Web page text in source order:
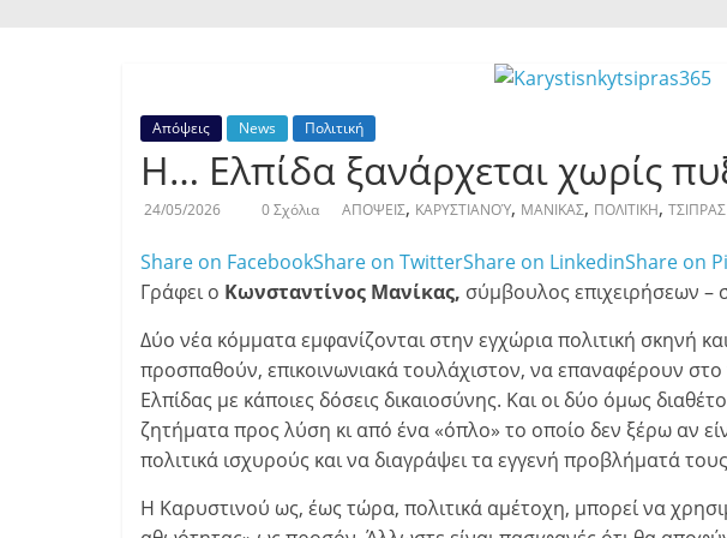
Απόψεις News Πολιτική
Η… Ελπίδα ξανάρχεται χωρίς
24/05/2026 0 Σχόλια ΑΠΟΨΕΙΣ, ΚΑΡΥΣΤΙΑΝΟΎ, ΜΑΝΙΚΑΣ, ΠΟΛΙΤΙΚΗ, ΤΣΙΠΡΑΣ
Share on FacebookShare on TwitterShare on LinkedinShare on
Γράφει ο Κωνσταντίνος Μανίκας, σύμβουλος επιχειρήσεων –
Δύο νέα κόμματα εμφανίζονται στην εγχώρια πολιτική σκηνή
προσπαθούν, επικοινωνιακά τουλάχιστον, να επαναφέρουν
Ελπίδας με κάποιες δόσεις δικαιοσύνης. Και οι δύο όμως
ζητήματα προς λύση κι από ένα «όπλο» το οποίο δεν ξέρω αν
πολιτικά ισχυρούς και να διαγράψει τα εγγενή προβλήματά
Η Καρυστινού ως, έως τώρα, πολιτικά αμέτοχη, μπορεί να